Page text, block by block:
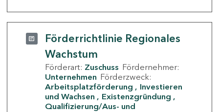
Förderrichtlinie Regionales
Wachstum
Förderart: Zuschuss Fördernehmer:
Unternehmen Förderzweck:
Arbeitsplatzförderung
Investieren
und Wachsen
Existenzgründung
Qualifizierung/Aus- und